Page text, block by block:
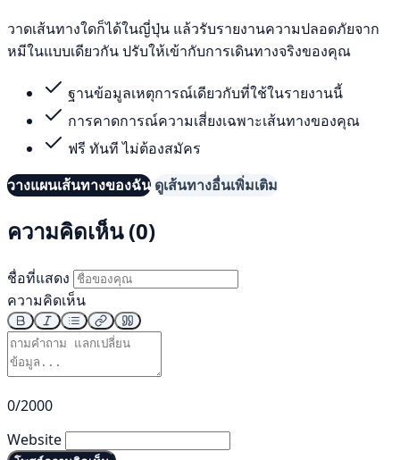
วาดเส้นทางใดก็ได้ในญี่ปุ่น แล้วรับรายงานความปลอดภัยจาก
หมีในแบบเดียวกัน ปรับให้เข้ากับการเดินทางจริงของคุณ
ฐานข้อมูลเหตุการณ์เดียวกับที่ใช้ในรายงานนี้
การคาดการณ์ความเสี่ยงเฉพาะเส้นทางของคุณ
ฟรี ทันที ไม่ต้องสมัคร
วางแผนเส้นทางของฉัน ดูเส้นทางอื่นเพิ่มเติม
ความคิดเห็น (0)
ชื่อที่แสดง
ความคิดเห็น
0/2000
Website